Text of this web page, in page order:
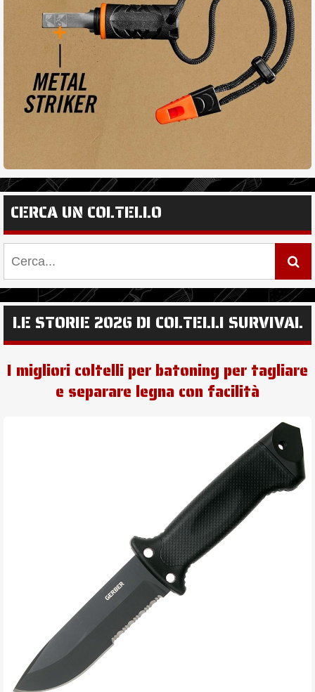
CERCA UN COLTELLO
LE STORIE 2026 DI COLTELLI SURVIVAL
I migliori coltelli per batoning per tagliare
e separare legna con facilità